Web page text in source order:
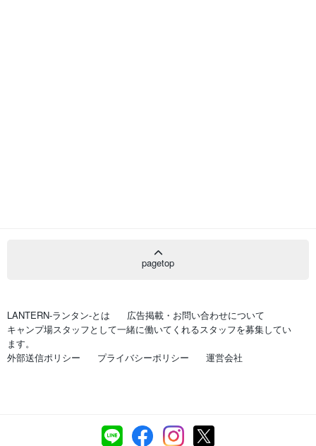
pagetop
LANTERN-ランタン-とは
広告掲載・お問い合わせについて
キャンプ場スタッフとして一緒に働いてくれるスタッフを募集してい
ます。
外部送信ポリシー
プライバシーポリシー 運営会社